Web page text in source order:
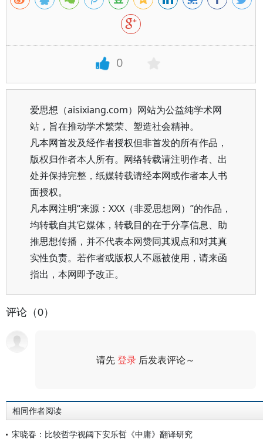
0
爱思想（aisixiang.com）网站为公益纯学术网
站，旨在推动学术繁荣、塑造社会精神。
凡本网首发及经作者授权但非首发的所有作品，
版权归作者本人所有。网络转载请注明作者、出
处并保持完整，纸媒转载请经本网或作者本人书
面授权。
凡本网注明“来源：XXX（非爱思想网）”的作品，
均转载自其它媒体，转载目的在于分享信息、助
推思想传播，并不代表本网赞同其观点和对其真
实性负责。若作者或版权人不愿被使用，请来函
指出，本网即予改正。
评论（0）
请先登录 后发表评论～
相同作者阅读
宋晓春：比较哲学视阈下安乐哲《中庸》翻译研究